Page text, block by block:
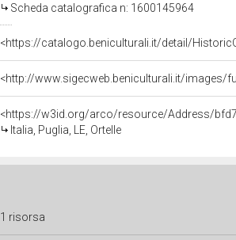
Scheda catalografica n: 1600145964
<https://catalogo.beniculturali.it/detail/
<http://www.sigecweb.beniculturali.it/images/
<https://w3id.org/arco/resource/Address/
Italia, Puglia, LE, Ortelle
1 risorsa